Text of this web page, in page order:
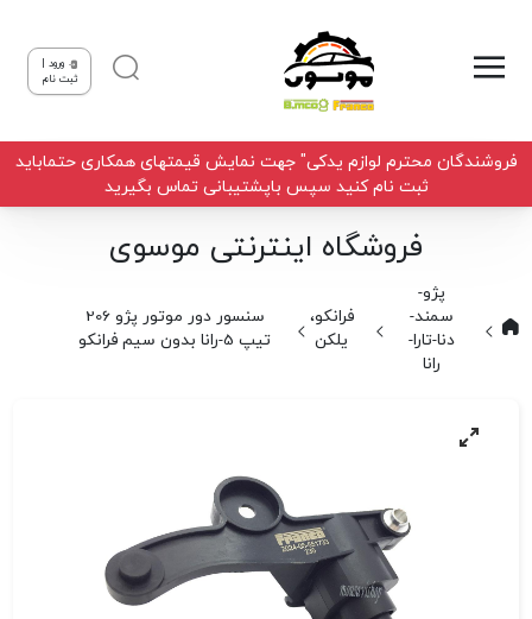
ورود |
ثبت نام
فروشندگان محترم لوازم یدکی" جهت نمایش قیمتهای همکاری حتماباید
ثبت نام کنید سپس باپشتیبانی تماس بگیرید
فروشگاه اینترنتی موسوی
پژو-
سمند-
دنا-تارا-
رانا
فرانکو،
یلکن
سنسور دور موتور پژو 206
تیپ 5-رانا بدون سیم فرانکو